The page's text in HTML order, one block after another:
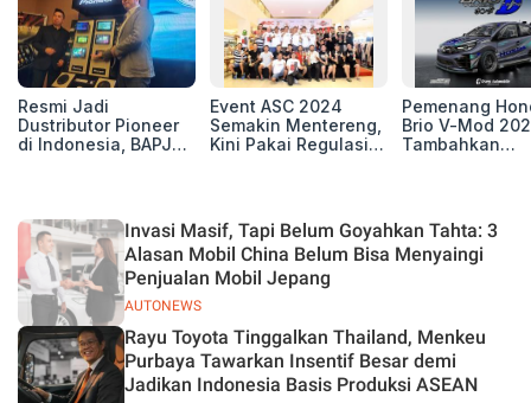
Resmi Jadi
Dustributor Pioneer
di Indonesia, BAPJ
Event ASC 2024
Semakin Mentereng,
Kini Pakai Regulasi
Pemenang
Brio V-Mod
Tambahkan
AUTONEWS
Invasi Masif, Tapi Belum Goyahkan Tahta: 3
Alasan Mobil China Belum Bisa Menyaingi
Penjualan Mobil Jepang
Rayu Toyota Tinggalkan Thailand, Menkeu
Purbaya Tawarkan Insentif Besar demi
Jadikan Indonesia Basis Produksi ASEAN